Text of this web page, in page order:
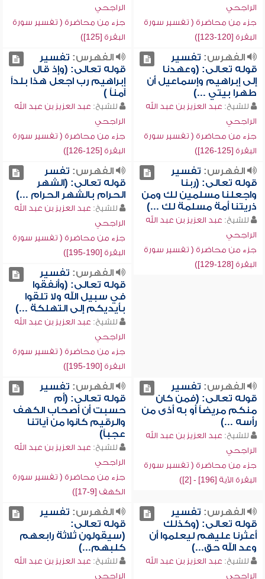
الراجحي
جزء من محاضرة ( تفسير سورة
البقرة [120-123])
الراجحي
جزء من محاضرة ( تفسير سورة
البقرة [125])
الفهرس: تفسير
قوله تعالى: (وعهدنا
إلى إبراهيم وإسماعيل أن
طهرا بيتي ...)
للشيخ: عبد العزيز بن عبد الله
الراجحي
جزء من محاضرة ( تفسير سورة
البقرة [125-126])
الفهرس: تفسير
قوله تعالى: (وإذ قال
إبراهيم رب اجعل هذا بلداً
آمناً )
للشيخ: عبد العزيز بن عبد الله
الراجحي
جزء من محاضرة ( تفسير سورة
البقرة [125-126])
الفهرس: تفسير
قوله تعالى: (ربنا
واجعلنا مسلمين لك ومن
ذريتنا أمة مسلمة لك ...)
للشيخ: عبد العزيز بن عبد الله
الراجحي
جزء من محاضرة ( تفسير سورة
البقرة [128-129])
الفهرس: تفسر
قوله تعالى: (الشهر
الحرام بالشهر الحرام ...)
للشيخ: عبد العزيز بن عبد الله
الراجحي
جزء من محاضرة ( تفسير سورة
البقرة [190-195])
الفهرس: تفسير
قوله تعالى: (وأنفقوا
في سبيل الله ولا تلقوا
بأيديكم إلى التهلكة ...)
للشيخ: عبد العزيز بن عبد الله
الراجحي
جزء من محاضرة ( تفسير سورة
البقرة [190-195])
الفهرس: تفسير
قوله تعالى: (فمن كان
منكم مريضاً أو به أذى من
رأسه ...)
للشيخ: عبد العزيز بن عبد الله
الراجحي
جزء من محاضرة ( تفسير سورة
البقرة الآية [196] - [2])
الفهرس: تفسير
قوله تعالى: (أم
حسبت أن أصحاب الكهف
والرقيم كانوا من آياتنا
عجباً)
للشيخ: عبد العزيز بن عبد الله
الراجحي
جزء من محاضرة ( تفسير سورة
الكهف [9-17])
الفهرس: تفسير
قوله تعالى: (وكذلك
أعثرنا عليهم ليعلموا أن
وعد الله حق...)
للشيخ: عبد العزيز بن عبد الله
الراجحي
الفهرس: تفسير
قوله تعالى:
(سيقولون ثلاثة رابعهم
كلبهم...)
للشيخ: عبد العزيز بن عبد الله
الراجحي